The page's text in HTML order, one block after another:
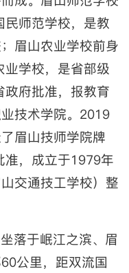
师范学校，是教
眉山农业学校前身
学校，是省部级
府批准，报教育
技术学院。2019
眉山技师学院牌
准，成立于1979年
交通技工学校）整
落于岷江之滨、眉
公里，距双流国